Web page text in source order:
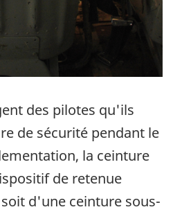
des pilotes qu'ils
de sécurité pendant le
la ceinture
de retenue
d'une ceinture sous-